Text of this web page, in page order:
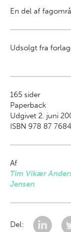
En del af
Udsolgt fra
165 sider
Paperback
Udgivet 2. juni
ISBN 978 87
Af
Tim Vikær
Jensen
Del: